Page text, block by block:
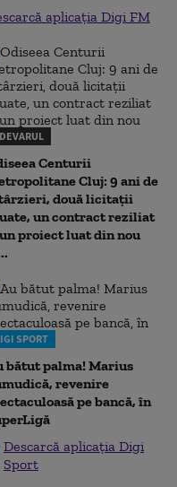
aplicația Digi FM
Centurii
Cluj: 9 ani de
două licitații
un contract reziliat
proiect luat din nou
SPORT
bătut palma! Marius
revenire
pe bancă, în
Descarcă aplicația Digi
Sport